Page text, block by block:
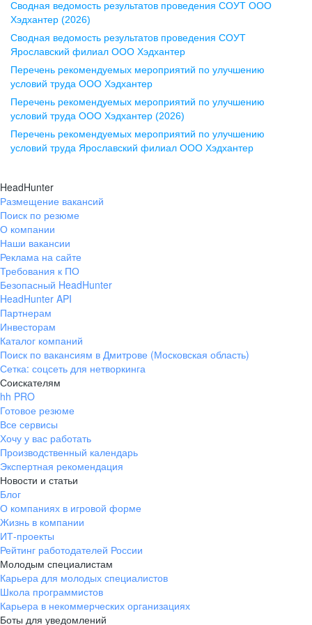
ул. Комиссаржевской, д. 10,
офис 1212
+7 473 280-05-05
pr@vrn.hh.ru
ул. Спартаковская, д. 2А, этаж 3,
помещение 15
+7 843 212-12-50
Екатеринбург
ул. Боевых Дружин, стр. 20,
+7 343 226-79-99
pr@ural.hh.ru
ул. Янковского, д. 169, 7 этаж,
706 каб.
+7 861 205-55-57
pr@krd.hh.ru
Владивосток
пер. Ланинский д. 4, офис 3.4
+7 423 202-33-28
pr@dv.hh.ru
Новосибирск
ул. Большевистская, д. 35,
помещение 21
+7 383 207-94-64
pr@nsk.hh.ru
Минск
Сводная ведомость результатов проведения СОУТ ООО
Хэдхантер (2026)
Сводная ведомость результатов проведения СОУТ
Ярославский филиал ООО Хэдхантер
Перечень рекомендуемых мероприятий по улучшению
условий труда ООО Хэдхантер
Перечень рекомендуемых мероприятий по улучшению
условий труда ООО Хэдхантер (2026)
Перечень рекомендуемых мероприятий по улучшению
условий труда Ярославский филиал ООО Хэдхантер
HeadHunter
Размещение вакансий
Поиск по резюме
О компании
Наши вакансии
Реклама на сайте
Требования к ПО
Безопасный HeadHunter
HeadHunter API
Партнерам
Инвесторам
Каталог компаний
Поиск по вакансиям в Дмитрове (Московская область)
Сетка: соцсеть для нетворкинга
Соискателям
hh PRO
Готовое резюме
Все сервисы
Хочу у вас работать
Производственный календарь
Экспертная рекомендация
Новости и статьи
Блог
О компаниях в игровой форме
Жизнь в компании
ИТ-проекты
Рейтинг работодателей России
Молодым специалистам
Карьера для молодых специалистов
Школа программистов
Карьера в некоммерческих организациях
Боты для уведомлений